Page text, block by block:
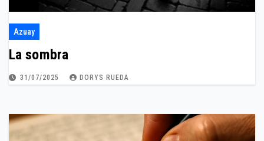
Azuay
La sombra
31/07/2025 DORYS RUEDA